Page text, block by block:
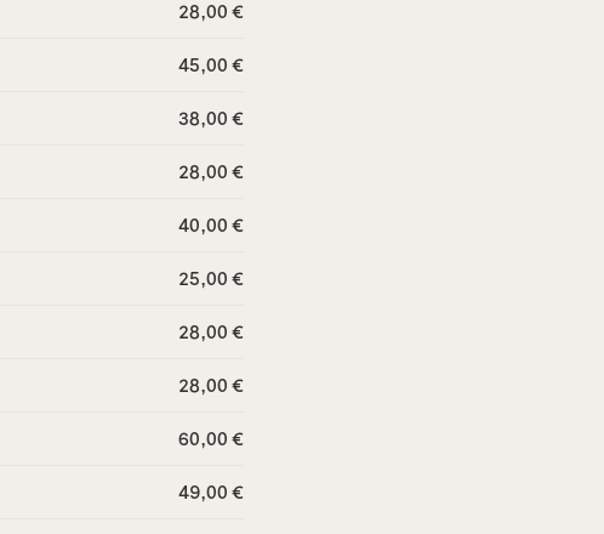
28,00 €
45,00 €
38,00 €
28,00 €
40,00 €
25,00 €
28,00 €
28,00 €
60,00 €
49,00 €